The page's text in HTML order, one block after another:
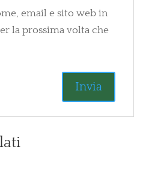
email e sito web in
la prossima volta che